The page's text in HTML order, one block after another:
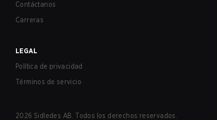
Contáctanos
Carreras
LEGAL
Política de privacidad
Términos de servicio
2026 Sidledes AB. Todos los derechos reservados.